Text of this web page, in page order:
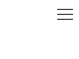
t
o